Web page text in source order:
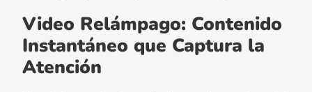
Video Relámpago: Contenido
Instantáneo que Captura la
Atención